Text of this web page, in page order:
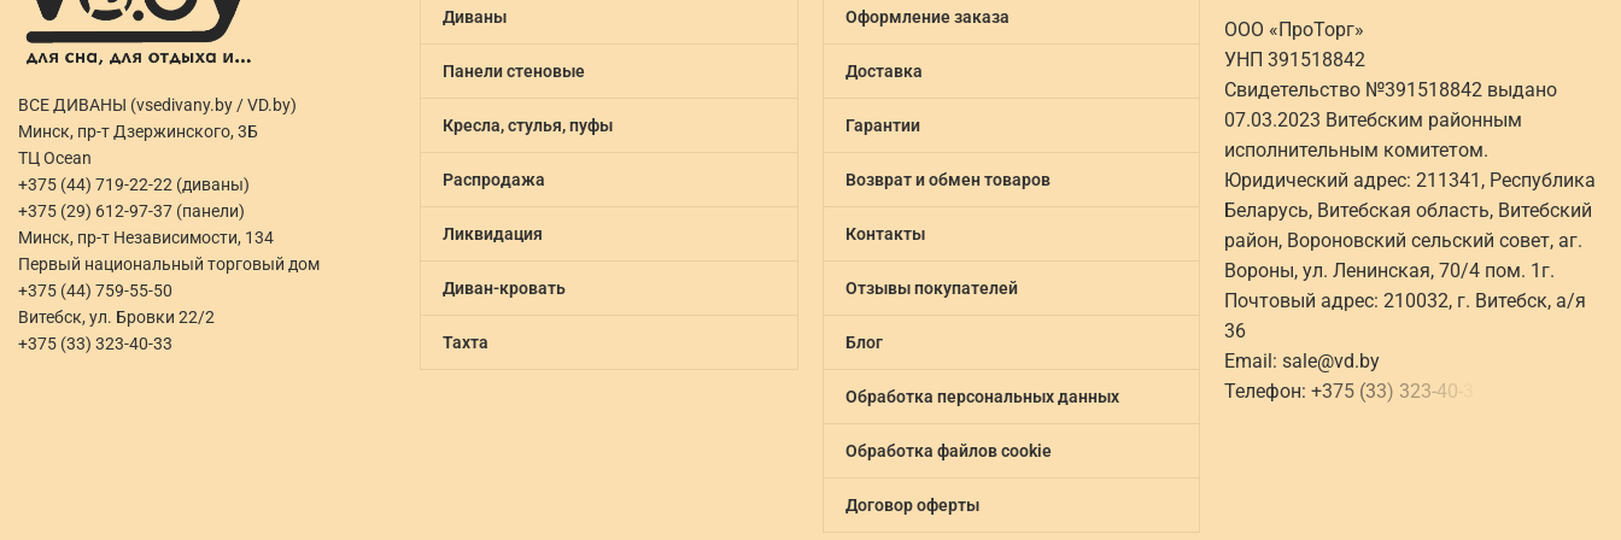
ВСЕ ДИВАНЫ (vsedivany.by / VD.by)
Минск, пр-т Дзержинского, 3Б
ТЦ Ocean
+375 (44) 719-22-22 (диваны)
+375 (29) 612-97-37 (панели)
Минск, пр-т Независимости, 134
Первый национальный торговый дом
+375 (44) 759-55-50
Витебск, ул. Бровки 22/2
+375 (33) 323-40-33
Диваны
Панели стеновые
Кресла, стулья, пуфы
Распродажа
Ликвидация
Диван-кровать
Тахта
Оформление заказа
Доставка
Гарантии
Возврат и обмен товаров
Контакты
Отзывы покупателей
Блог
Обработка персональных данных
Обработка файлов cookie
Договор оферты
ООО «ПроТорг»
УНП 391518842
Свидетельство №391518842 выдано
07.03.2023 Витебским районным
исполнительным комитетом.
Юридический адрес: 211341, Республика
Беларусь, Витебская область, Витебский
район, Вороновский сельский совет, аг.
Вороны, ул. Ленинская, 70/4 пом. 1г.
Почтовый адрес: 210032, г. Витебск, а/я
36
Email:sale@vd.by
Телефон:+375 (33) 323-40-